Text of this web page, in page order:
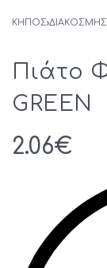
ΚΗΠΟΣ›
Πιάτο
GREEN
2.06€